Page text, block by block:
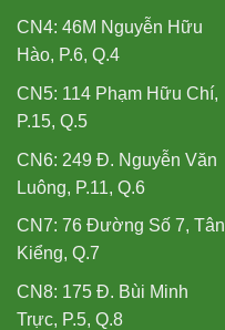
CN4: 46M Nguyễn Hữu
Hào, P.6, Q.4
CN5: 114 Phạm Hữu Chí,
P.15, Q.5
CN6: 249 Đ. Nguyễn Văn
Luông, P.11, Q.6
CN7: 76 Đường Số 7, Tân
Kiểng, Q.7
CN8: 175 Đ. Bùi Minh
Trực, P.5, Q.8